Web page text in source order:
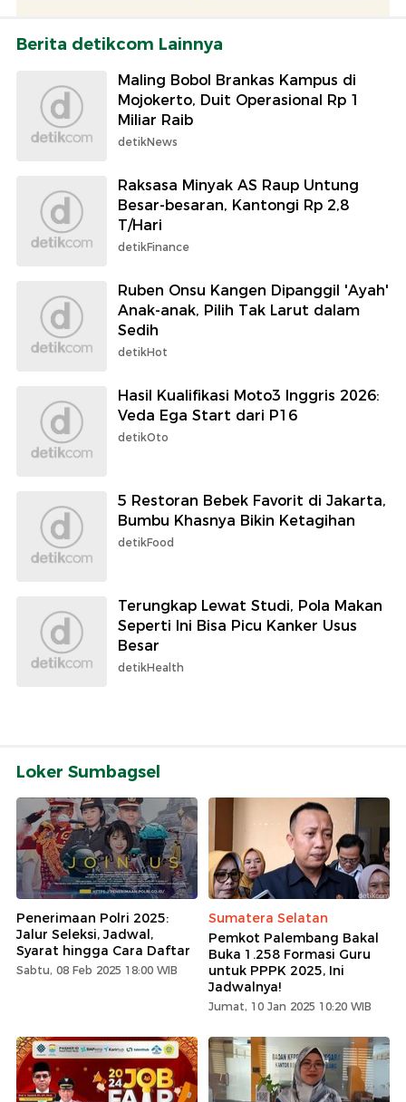
Berita detikcom Lainnya
Maling Bobol Brankas Kampus di
Mojokerto, Duit Operasional Rp 1
Miliar Raib
detikNews
Raksasa Minyak AS Raup Untung
Besar-besaran, Kantongi Rp 2,8
T/Hari
detikFinance
Ruben Onsu Kangen Dipanggil 'Ayah'
Anak-anak, Pilih Tak Larut dalam
Sedih
detikHot
Hasil Kualifikasi Moto3 Inggris 2026:
Veda Ega Start dari P16
detikOto
5 Restoran Bebek Favorit di Jakarta,
Bumbu Khasnya Bikin Ketagihan
detikFood
Terungkap Lewat Studi, Pola Makan
Seperti Ini Bisa Picu Kanker Usus
Besar
detikHealth
Loker Sumbagsel
Penerimaan Polri 2025:
Jalur Seleksi, Jadwal,
Syarat hingga Cara Daftar
Sabtu, 08 Feb 2025 18:00 WIB
Sumatera Selatan
Pemkot Palembang Bakal
Buka 1.258 Formasi Guru
untuk PPPK 2025, Ini
Jadwalnya!
Jumat, 10 Jan 2025 10:20 WIB